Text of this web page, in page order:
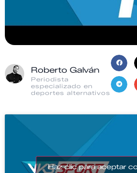
Roberto Galván
Periodista
especializado en
deportes alternativos
Haz clic para aceptar